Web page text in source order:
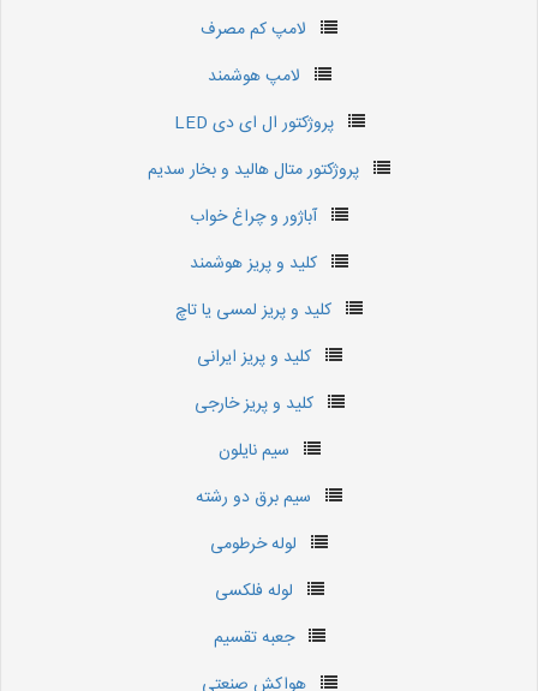
لامپ کم مصرف
لامپ هوشمند
پروژکتور ال ای دی LED
پروژکتور متال هالید و بخار سدیم
آباژور و چراغ خواب
کلید و پریز هوشمند
کلید و پریز لمسی یا تاچ
کلید و پریز ایرانی
کلید و پریز خارجی
سیم نایلون
سیم برق دو رشته
لوله خرطومی
لوله فلکسی
جعبه تقسیم
هواکش صنعتی